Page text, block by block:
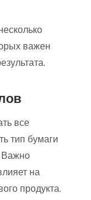
важен
все
тип бумаги
на
продукта.